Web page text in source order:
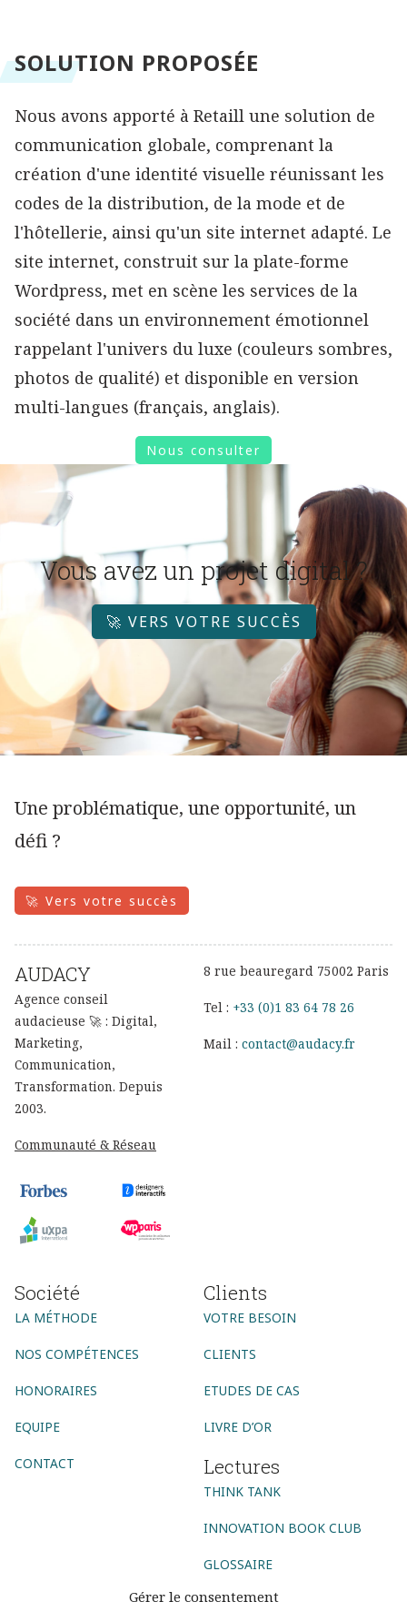
Gérer le consentement
SOLUTION PROPOSÉE
Nous avons apporté à Retaill une solution de
communication globale, comprenant la
création d'une identité visuelle réunissant les
codes de la distribution, de la mode et de
l'hôtellerie, ainsi qu'un site internet adapté. Le
site internet, construit sur la plate-forme
Wordpress, met en scène les services de la
société dans un environnement émotionnel
rappelant l'univers du luxe (couleurs sombres,
photos de qualité) et disponible en version
multi-langues (français, anglais).
Nous consulter
Vous avez un projet digital ?
🚀 VERS VOTRE SUCCÈS
Une problématique, une opportunité, un
défi ?
🚀 Vers votre succès
AUDACY
Agence conseil
audacieuse 🚀 : Digital,
Marketing,
Communication,
Transformation. Depuis
2003.
Communauté & Réseau
8 rue beauregard 75002 Paris
Tel : +33 (0)1 83 64 78 26
Mail : contact@audacy.fr
Société
LA MÉTHODE
NOS COMPÉTENCES
HONORAIRES
EQUIPE
CONTACT
Clients
VOTRE BESOIN
CLIENTS
ETUDES DE CAS
LIVRE D’OR
Lectures
THINK TANK
INNOVATION BOOK CLUB
GLOSSAIRE